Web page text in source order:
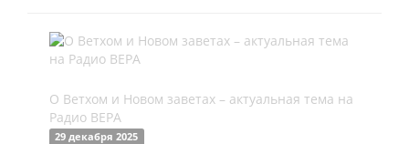
О Ветхом и Новом заветах – актуальная тема на
Радио ВЕРА
29 декабря 2025